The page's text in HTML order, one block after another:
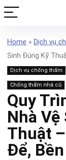
Home » Dịch vụ
Sinh Đúng Kỹ
Dịch vụ chống thấm
Chống thấm nhà cũ
Quy
Nhà
Thuật
Để,